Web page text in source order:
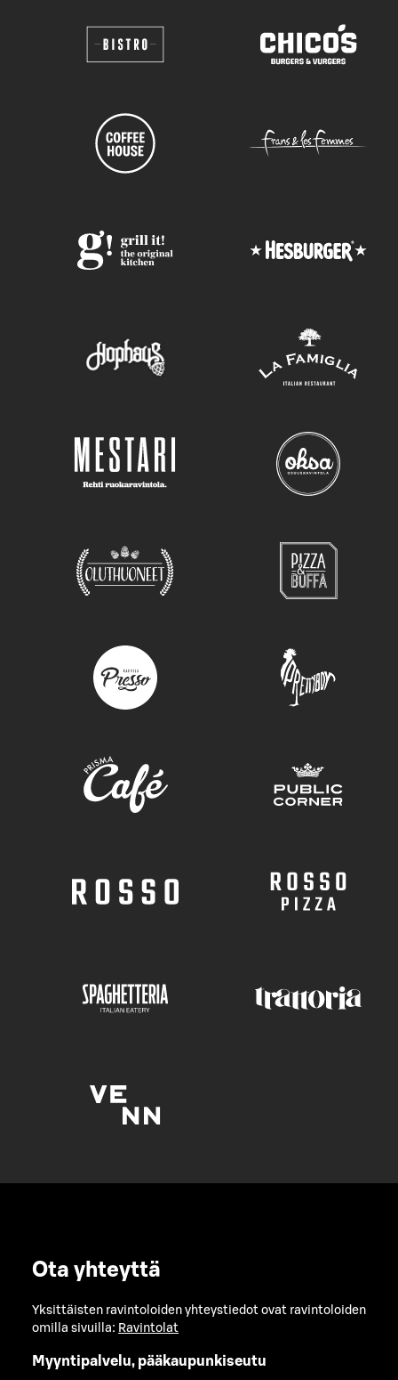
Ota yhteyttä
Yksittäisten ravintoloiden yhteystiedot ovat ravintoloiden
omilla sivuilla: Ravintolat
Myyntipalvelu, pääkaupunkiseutu